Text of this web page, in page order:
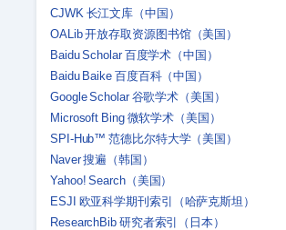
CJWK 长江文库（中国）
OALib 开放存取资源图书馆（美国）
Baidu Scholar 百度学术（中国）
Baidu Baike 百度百科（中国）
Google Scholar 谷歌学术（美国）
Microsoft Bing 微软学术（美国）
SPI-Hub™ 范德比尔特大学（美国）
Naver 搜遍（韩国）
Yahoo! Search（美国）
ESJI 欧亚科学期刊索引（哈萨克斯坦）
ResearchBib 研究者索引（日本）